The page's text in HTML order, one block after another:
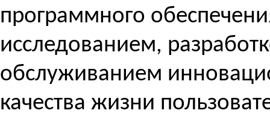
программного
исследованием,
обслуживанием
качества жизни